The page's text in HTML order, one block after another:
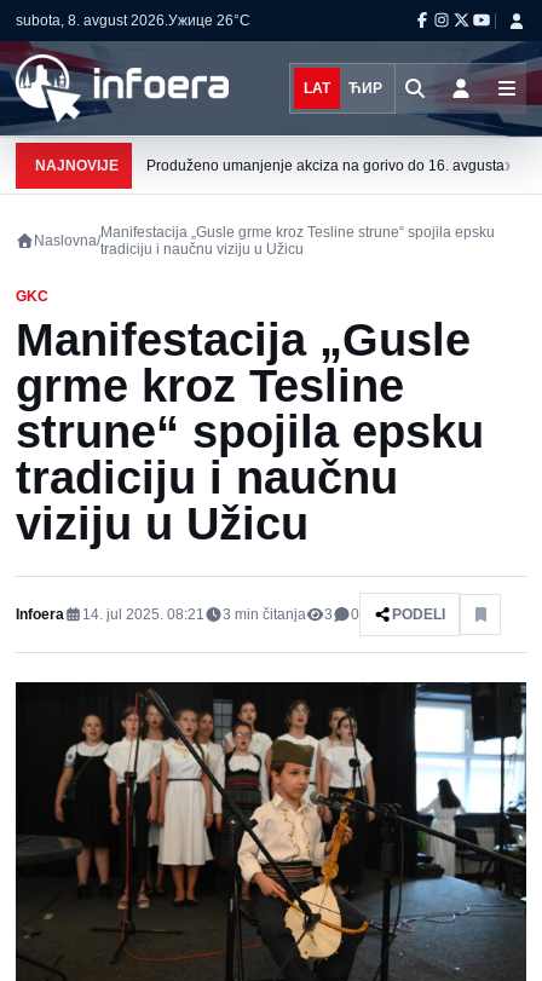
subota, 8. avgust 2026.Ужице 26°C
LAT ЋИР
NAJNOVIJE Produženo umanjenje akciza na gorivo do 16. avgusta›
Naslovna/Manifestacija „Gusle grme kroz Tesline strune“ spojila epsku
tradiciju i naučnu viziju u Užicu
GKC
Manifestacija „Gusle
grme kroz Tesline
strune“ spojila epsku
tradiciju i naučnu
viziju u Užicu
Infoera 14. jul 2025. 08:21 3 min čitanja 3 0 PODELI